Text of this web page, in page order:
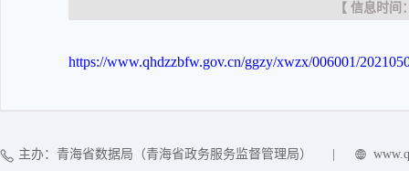
【 信息时间
https://www.qhdzzbfw.gov.cn/ggzy/xwzx/006001/
主办：青海省数据局（青海省政务服务监督管理局）